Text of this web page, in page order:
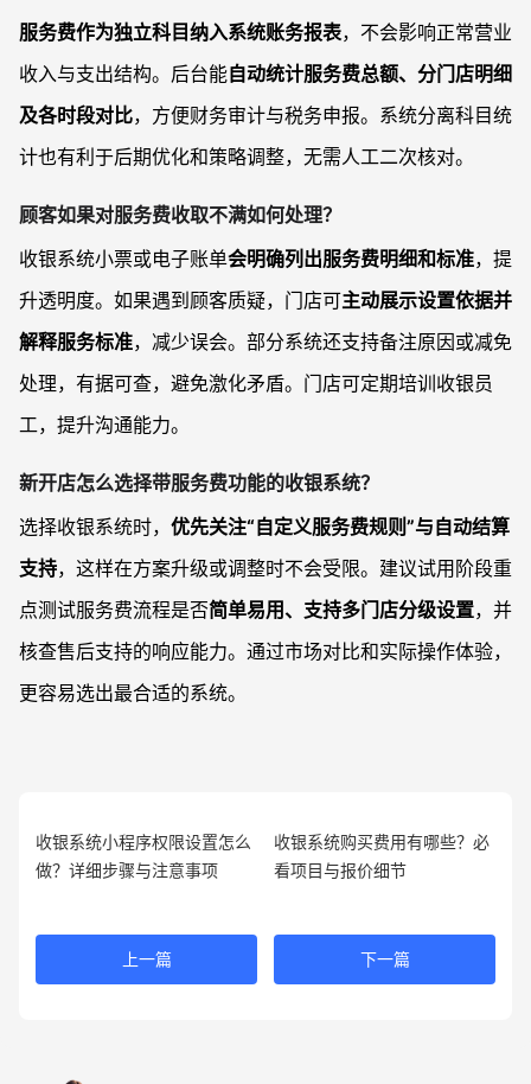
服务费作为独立科目纳入系统账务报表，不会影响正常营业
收入与支出结构。后台能自动统计服务费总额、分门店明细
及各时段对比，方便财务审计与税务申报。系统分离科目统
计也有利于后期优化和策略调整，无需人工二次核对。
顾客如果对服务费收取不满如何处理？
收银系统小票或电子账单会明确列出服务费明细和标准，提
升透明度。如果遇到顾客质疑，门店可主动展示设置依据并
解释服务标准，减少误会。部分系统还支持备注原因或减免
处理，有据可查，避免激化矛盾。门店可定期培训收银员
工，提升沟通能力。
新开店怎么选择带服务费功能的收银系统？
选择收银系统时， 优先关注“自定义服务费规则”与自动结算
支持，这样在方案升级或调整时不会受限。建议试用阶段重
点测试服务费流程是否简单易用、支持多门店分级设置，并
核查售后支持的响应能力。通过市场对比和实际操作体验，
更容易选出最合适的系统。
收银系统小程序权限设置怎么
做？详细步骤与注意事项
上一篇
收银系统购买费用有哪些？必
看项目与报价细节
下一篇